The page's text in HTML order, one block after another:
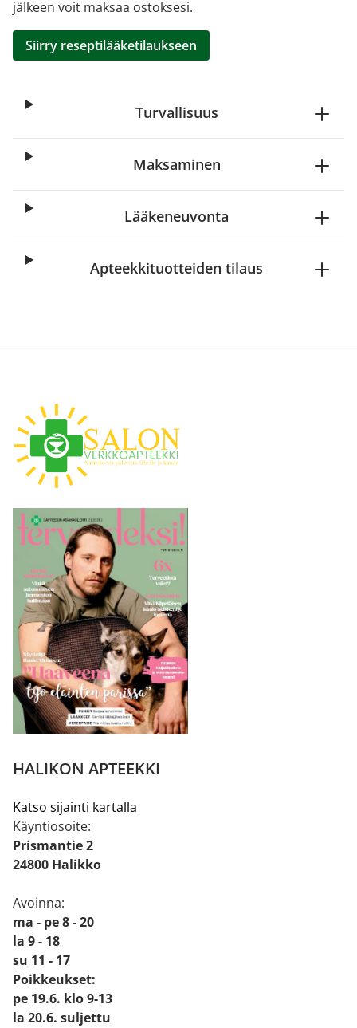
jälkeen voit maksaa ostoksesi.
Siirry reseptilääketilaukseen
Turvallisuus
Maksaminen
Lääkeneuvonta
Apteekkituotteiden tilaus
HALIKON APTEEKKI
Katso sijainti kartalla
Käyntiosoite:
Prismantie 2
24800 Halikko
Avoinna:
ma - pe 8 - 20
la 9 - 18
su 11 - 17
Poikkeukset:
pe 19.6. klo 9-13
la 20.6. suljettu